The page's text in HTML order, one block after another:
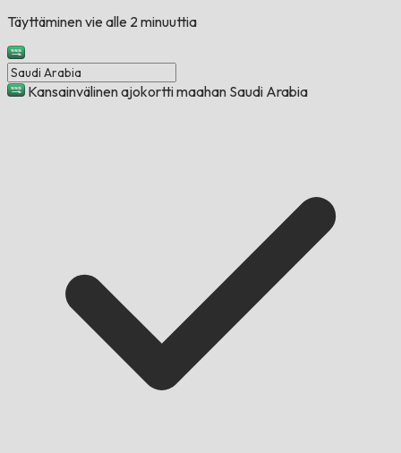
Täyttäminen vie alle 2 minuuttia
Kansainvälinen ajokortti maahan Saudi Arabia